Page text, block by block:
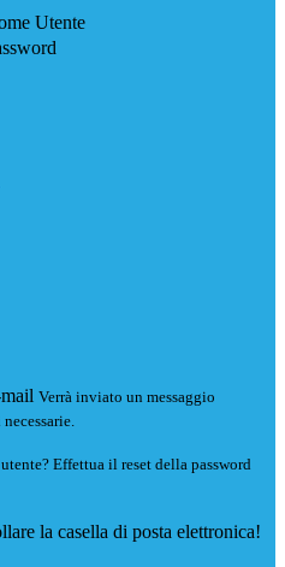
Utente
Verrà inviato un messaggio
Effettua il reset della password
la casella di posta elettronica!